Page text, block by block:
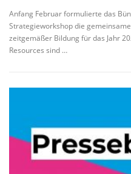
Anfang Februar formulierte das
Strategieworkshop die
zeitgemäßer Bildung für das Jahr
Resources sind …